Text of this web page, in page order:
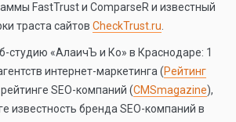
FastTrust и ComparseR и известный
траста сайтов CheckTrust.ru
студию «АлаичЪ и Ко» в Краснодаре: 1
интернет-маркетинга (Рейтинг
SEO-компаний (CMSmagazine),
известность бренда SEO-компаний в